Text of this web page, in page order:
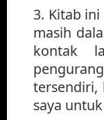
3. Kitab
masih
kontak
tersendiri,
saya